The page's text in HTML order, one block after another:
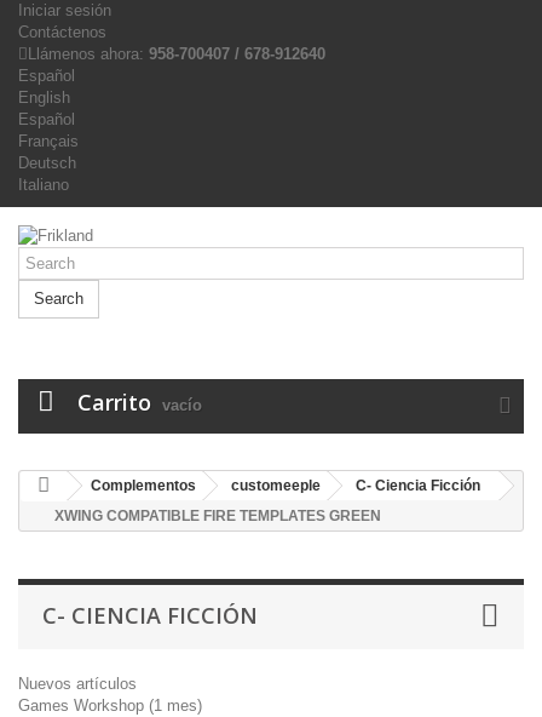
Iniciar sesión
Contáctenos
Llámenos ahora: 958-700407 / 678-912640
Español
English
Español
Français
Deutsch
Italiano
Search
Carrito vacío
Complementos customeeple
C- Ciencia Ficción
XWING COMPATIBLE FIRE TEMPLATES GREEN
C- CIENCIA FICCIÓN
Nuevos artículos
Games Workshop (1 mes)